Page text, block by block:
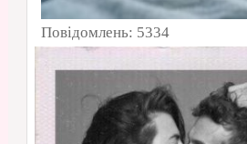
Повідомлень: 5334